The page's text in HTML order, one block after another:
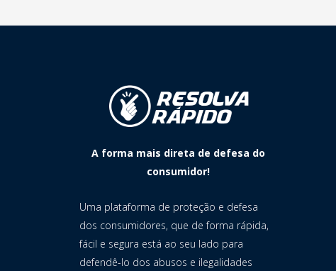
A forma mais direta de defesa do
consumidor!
Uma plataforma de proteção e defesa
dos consumidores, que de forma rápida,
fácil e segura está ao seu lado para
defendê-lo dos abusos e ilegalidades